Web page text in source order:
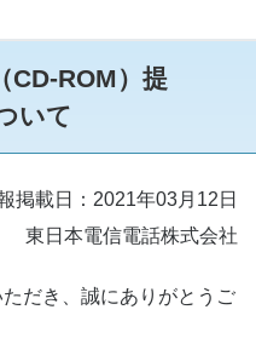
提供サービス」の終了について
CD-ROM）提
いて
掲載日：2021年03月12日
東日本電信電話株式会社
だき、誠にありがとうご